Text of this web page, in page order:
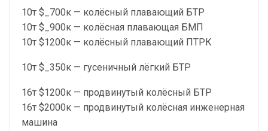
10т $_700к — колёсный плавающий БТР
10т $_900к — колёсная плавающая БМП
10т $1200к — колёсный плавающий ПТРК
10т $_350к — гусеничный лёгкий БТР
16т $1200к — продвинутый колёсный БТР
16т $2000к — продвинутый колёсная инженерная
машина